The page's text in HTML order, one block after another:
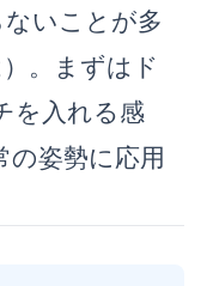
いことが多
。まずはド
を入れる感
の姿勢に応用